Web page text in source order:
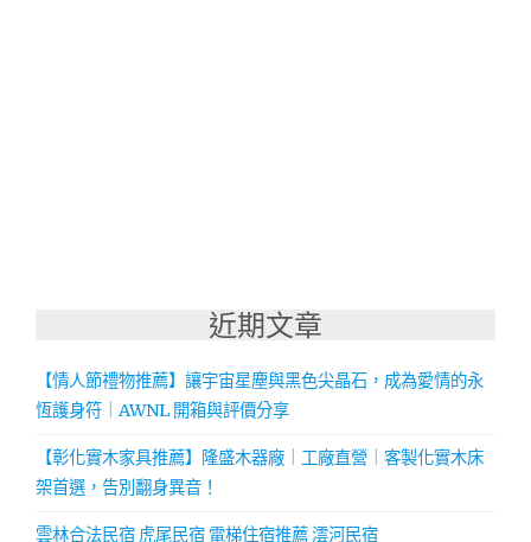
近期文章
【情人節禮物推薦】讓宇宙星塵與黑色尖晶石，成為愛情的永
恆護身符｜AWNL 開箱與評價分享
【彰化實木家具推薦】隆盛木器廠｜工廠直營｜客製化實木床
架首選，告別翻身異音！
雲林合法民宿 虎尾民宿 電梯住宿推薦 澐河民宿